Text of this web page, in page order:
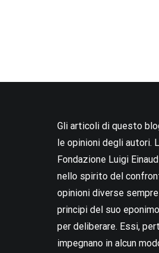
Gli articoli di questo
le opinioni degli autori.
Fondazione Luigi
nello spirito del
opinioni diverse
principi del suo
per deliberare. Essi,
impegnano in alcun